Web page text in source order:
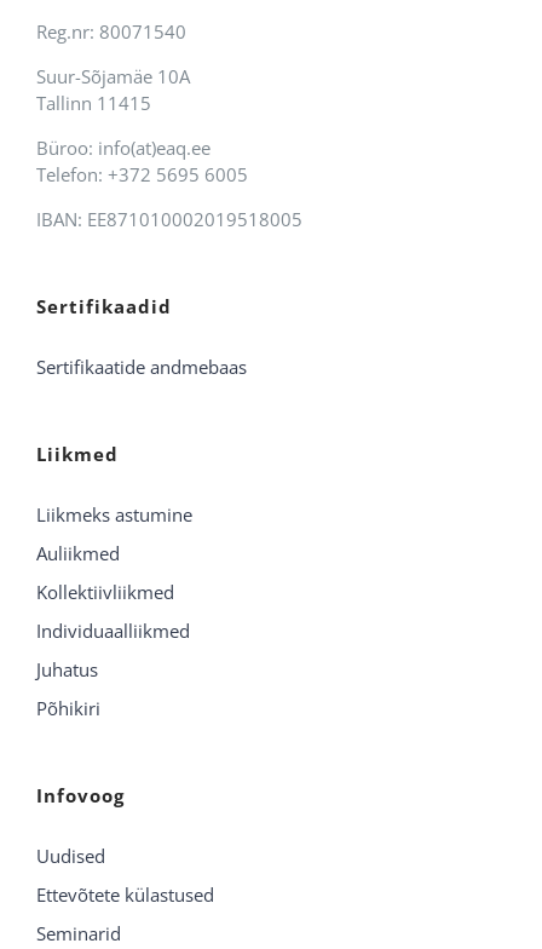
Reg.nr: 80071540
Suur-Sõjamäe 10A
Tallinn 11415
Büroo: info(at)eaq.ee
Telefon: +372 5695 6005
IBAN: EE871010002019518005
Sertifikaadid
Sertifikaatide andmebaas
Liikmed
Liikmeks astumine
Auliikmed
Kollektiivliikmed
Individuaalliikmed
Juhatus
Põhikiri
Infovoog
Uudised
Ettevõtete külastused
Seminarid